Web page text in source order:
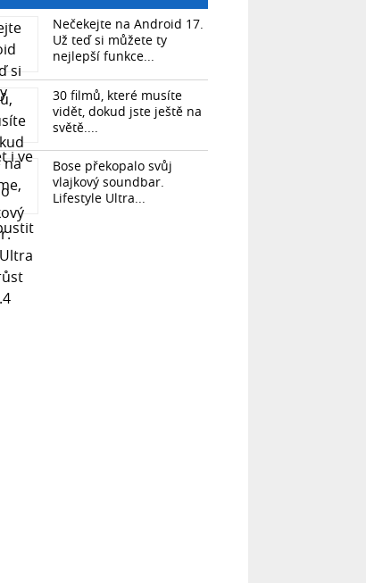
Nečekejte na Android 17.
Už teď si můžete ty
nejlepší funkce...
30 filmů, které musíte
vidět, dokud jste ještě na
světě....
Bose překopalo svůj
vlajkový soundbar.
Lifestyle Ultra...